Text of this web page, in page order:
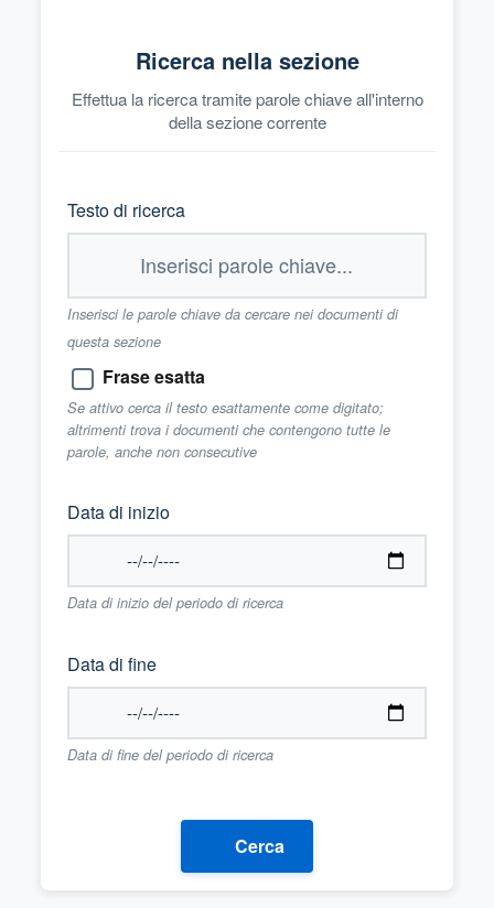
Ricerca nella sezione
Effettua la ricerca tramite parole chiave all'interno
della sezione corrente
Testo di ricerca
Inserisci le parole chiave da cercare nei documenti di
questa sezione
Frase esatta
Se attivo cerca il testo esattamente come digitato;
altrimenti trova i documenti che contengono tutte le
parole, anche non consecutive
Data di inizio
Data di inizio del periodo di ricerca
Data di fine
Data di fine del periodo di ricerca
Cerca